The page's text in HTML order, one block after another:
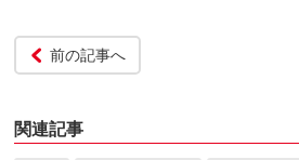
前の記事へ
関連記事